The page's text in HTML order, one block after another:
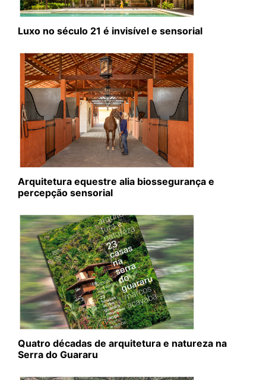
Luxo no século 21 é invisível e sensorial
Arquitetura equestre alia biossegurança e
percepção sensorial
Quatro décadas de arquitetura e natureza na
Serra do Guararu